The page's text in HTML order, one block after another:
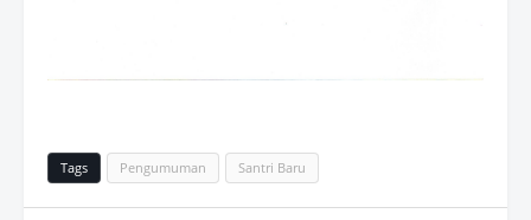
Tags Pengumuman Santri Baru